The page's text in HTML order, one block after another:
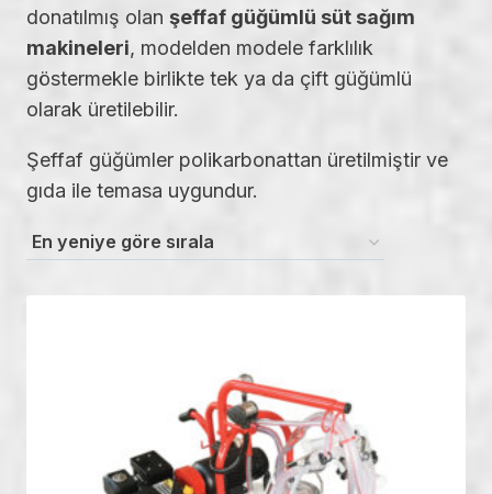
donatılmış olan şeffaf güğümlü süt sağım
makineleri, modelden modele farklılık
göstermekle birlikte tek ya da çift güğümlü
olarak üretilebilir.
Şeffaf güğümler polikarbonattan üretilmiştir ve
gıda ile temasa uygundur.